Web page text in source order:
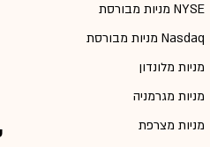
מניות מבורסת NYSE
מניות מבורסת Nasdaq
מניות מלונדון
מניות מגרמניה
מניות מצרפת